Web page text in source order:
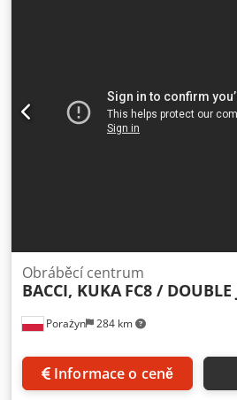
m/min Maximální rychlost návratu
BACCI DOUBLE JET DOUBLE-JET
s 6+6 interpolovanými osami CN,
Porażyn 284 km
Obráběcí centrum
BACCI, KUKA FC8 / DOUBLE
Informace o ceně